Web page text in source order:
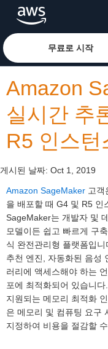
메인 콘텐츠로 건너뛰기
Amazon Web
무료로 시작
Amazon
실시간 추
R5 인스턴
게시된 날짜: Oct 1, 2019
Amazon SageMaker 고객
을 배포할 때 G4 및 R5 인
SageMaker는 개발자 및
모델이든 쉽고 빠르게 구
식 완전관리형 플랫폼입
추천 엔진, 자동화된 음성
러리에 액세스해야 하는
포에 최적화되어 있습니
지원되는 메모리 최적화
은 메모리 및 컴퓨팅 요구
지정하여 비용을 절감할